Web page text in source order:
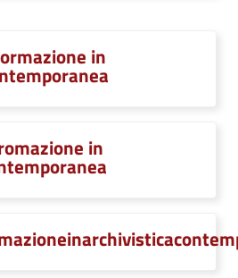
in
in